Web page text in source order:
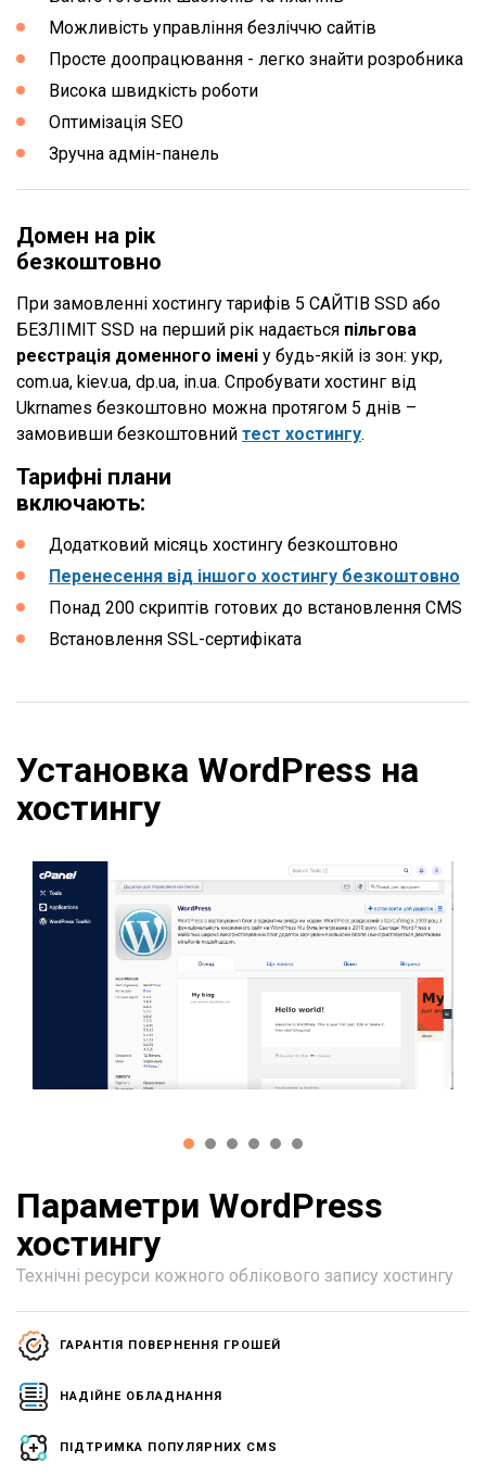
Можливість управління безліччю сайтів
Просте доопрацювання - легко знайти розробника
Висока швидкість роботи
Оптимізація SEO
Зручна адмін-панель
Домен на рік
безкоштовно
При замовленні хостингу тарифів 5 САЙТІВ SSD або
БЕЗЛІМІТ SSD на перший рік надається пільгова
реєстрація доменного імені у будь-якій із зон: укр,
com.ua, kiev.ua, dp.ua, in.ua. Спробувати хостинг від
Ukrnames безкоштовно можна протягом 5 днів –
замовивши безкоштовний тест хостингу.
Тарифні плани
включають:
Додатковий місяць хостингу безкоштовно
Перенесення від іншого хостингу безкоштовно
Понад 200 скриптів готових до встановлення CMS
Встановлення SSL-сертифіката
Установка WordPress на
хостингу
Параметри WordPress
хостингу
Технічні ресурси кожного облікового запису хостингу
ГАРАНТІЯ ПОВЕРНЕННЯ ГРОШЕЙ
НАДІЙНЕ ОБЛАДНАННЯ
ПІДТРИМКА ПОПУЛЯРНИХ CMS